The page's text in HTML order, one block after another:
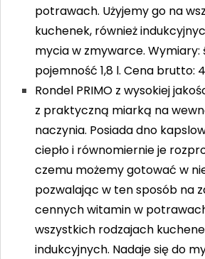
potrawach. Użyjemy go na
kuchenek, również
mycia w zmywarce. Wymiary:
pojemność 1,8 l. Cena brutto:
Rondel PRIMO z wysokiej
z praktyczną miarką na
naczynia. Posiada dno
ciepło i równomiernie je
czemu możemy gotować w
pozwalając w ten sposób na
cennych witamin w
wszystkich rodzajach
indukcyjnych. Nadaje się do